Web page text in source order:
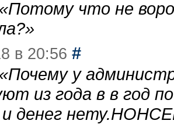
«Потому что не
»
в 20:56 #
«Почему у
из года в в год
и денег